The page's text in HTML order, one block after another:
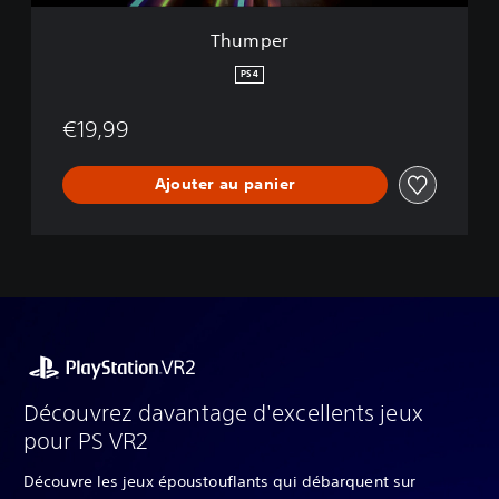
Thumper
PS4
€19,99
Ajouter au panier
Découvrez davantage d'excellents jeux
pour PS VR2
Découvre les jeux époustouflants qui débarquent sur